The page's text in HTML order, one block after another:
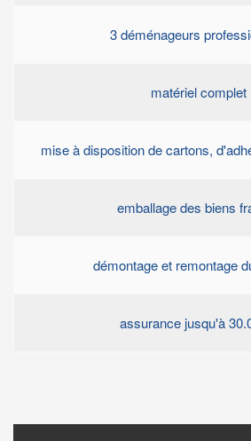
3 déménageurs
matériel complet
mise à disposition de cartons,
emballage des biens
démontage et remontage
assurance jusqu'à